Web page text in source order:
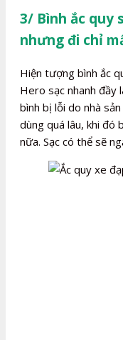
3/ Bình ắc quy
nhưng đi chỉ
Hiện tượng bình ắc
Hero sạc nhanh đầy
bình bị lỗi do nhà
dùng quá lâu, khi đó
nữa. Sạc có thể sẽ